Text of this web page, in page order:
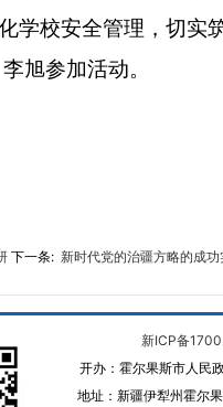
学校安全管理，切实
旭参加活动。
下一条: 新时代党的治疆方略的成
新ICP备
开办：霍尔果斯市人民
地址：新疆伊犁州霍